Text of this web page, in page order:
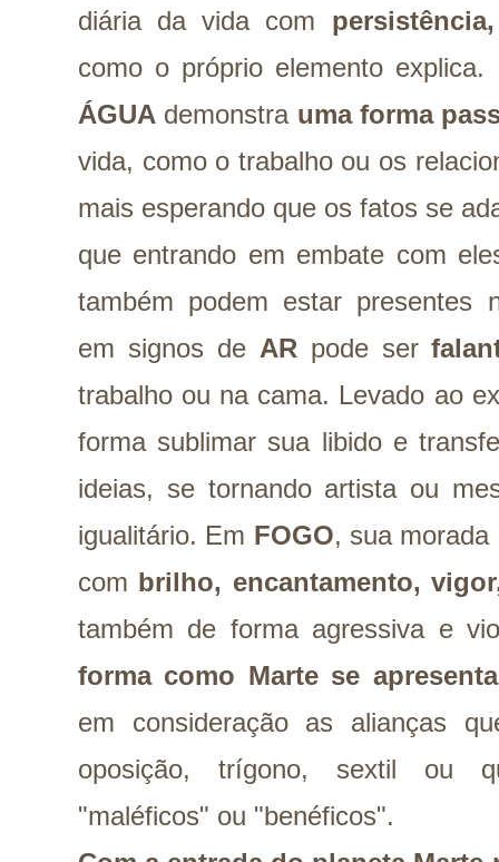
diária da vida com
como o próprio elemento
ÁGUA demonstra uma forma
vida, como o trabalho ou os
mais esperando que os fatos se
que entrando em embate com
também podem estar presentes
em signos de AR pode ser
trabalho ou na cama. Levado ao
forma sublimar sua libido e
ideias, se tornando artista ou
igualitário. Em FOGO, sua
com brilho, encantamento,
também de forma agressiva e
forma como Marte se
em consideração as alianças
oposição, trígono, sextil ou
"maléficos" ou "benéficos".